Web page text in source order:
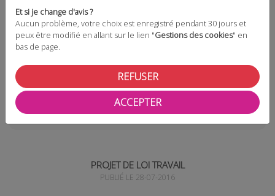
Espace téléchargement
Espace adhérent
Les actualités Projet de loi travail
PROJET DE LOI TRAVAIL
PUBLIÉ LE 28-07-2016
Et si je change d'avis ?
Aucun problème, votre choix est enregistré pendant 30 jours et
peux être modifié en allant sur le lien "Gestions des cookies" en
bas de page.
REFUSER
ACCEPTER